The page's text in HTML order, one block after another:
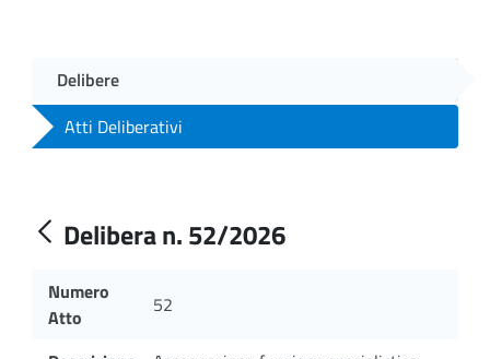
Delibere
Atti Deliberativi
Delibera n. 52/2026
Numero
Atto
52